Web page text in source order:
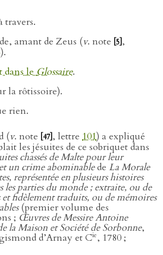
travers.
amant de Zeus (v. note [5] ,
).
dans leGlossaire.
la rôtissoire).
rien.
(v. note [47] , lettre 101) a expliqué
les jésuites de ce sobriquet dans
chassés de Malte pour leur
un crime abominablede La Morale
représentée en plusieurs histoires
les parties du monde ; extraite, ou de
et fidèlement traduits, ou de mémoires
(premier volume des
; Œuvres de Messire Antoine
la Maison et Société de Sorbonne,
d’Arnay et Cie, 1780 ;